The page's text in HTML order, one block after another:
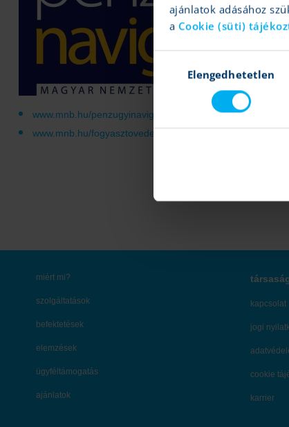
ajánlatok adásához
a Cookie (süti)
Hozzájárulás
kiválasztásaElengedhetetlen
www.mnb.hu/penzugyinavigator
www.mnb.hu/fogyasztovedelem/penzugyi-navigator-fuzetek
miért mi?
szolgáltatások
befektetések
elemzések
ügyféltámogatás
ajánlatok
kapcsolat
jogi
cookie
karrier